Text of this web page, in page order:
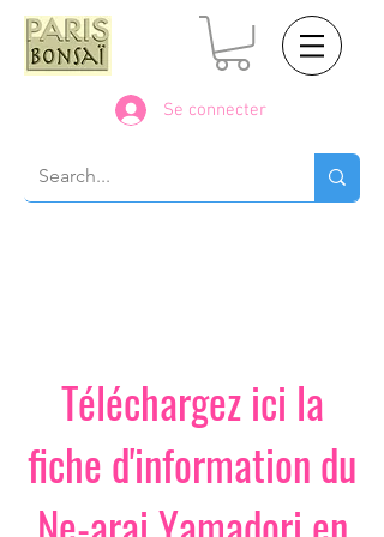
Se connecter
Téléchargez ici la
fiche d'information du